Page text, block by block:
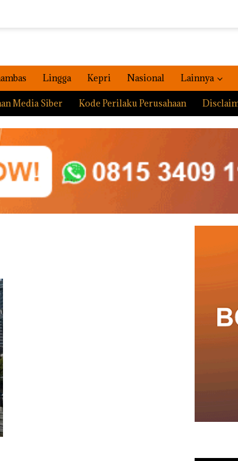
Lingga Kepri Nasional Lainnya
Media Siber Kode Perilaku Perusahaan